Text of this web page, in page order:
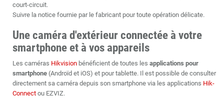
court-circuit.
Suivre la notice fournie par le fabricant pour toute opération délicate.
Une caméra d'extérieur connectée à votre
smartphone et à vos appareils
Les caméras Hikvision bénéficient de toutes les applications pour
smartphone (Androïd et iOS) et pour tablette. Il est possible de consulter
directement sa caméra depuis son smartphone via les applications Hik-
Connect ou EZVIZ.